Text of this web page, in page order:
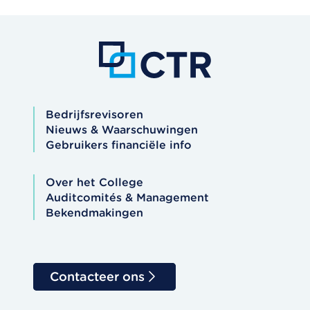
Bedrijfsrevisoren
Nieuws & Waarschuwingen
Gebruikers financiële info
Over het College
Auditcomités & Management
Bekendmakingen
Contacteer ons